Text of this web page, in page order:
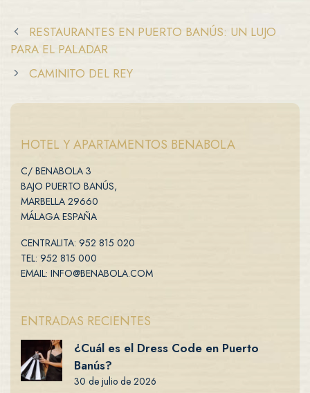
RESTAURANTES EN PUERTO BANÚS: UN LUJO
PARA EL PALADAR
CAMINITO DEL REY
HOTEL Y APARTAMENTOS BENABOLA
C/ BENABOLA 3
BAJO PUERTO BANÚS,
MARBELLA 29660
MÁLAGA ESPAÑA
CENTRALITA: 952 815 020
TEL: 952 815 000
EMAIL: INFO@BENABOLA.COM
ENTRADAS RECIENTES
¿Cuál es el Dress Code en Puerto
Banús?
30 de julio de 2026